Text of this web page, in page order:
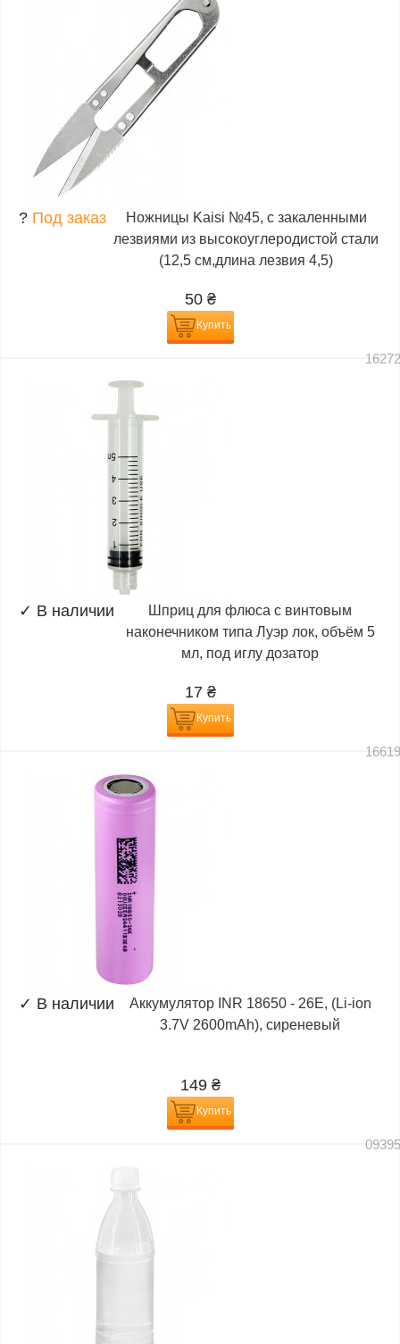
? Под заказ
Ножницы Kaisi №45, с закаленными
лезвиями из высокоуглеродистой стали
(12,5 см,длина лезвия 4,5)
50 ₴
Купить
✓ В наличии
Шприц для флюса с винтовым
наконечником типа Луэр лок, объём 5
мл, под иглу дозатор
17 ₴
Купить
✓ В наличии
Аккумулятор INR 18650 - 26E, (Li-ion
3.7V 2600mAh), сиреневый
149 ₴
Купить